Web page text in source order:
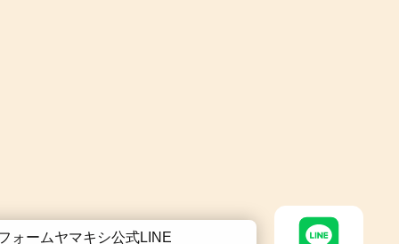
ォームヤマキシ公式LINE